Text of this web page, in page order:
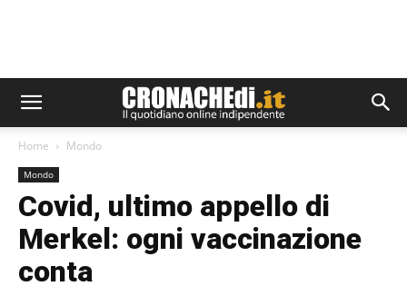
Home Mondo
Mondo
Covid, ultimo appello di
Merkel: ogni vaccinazione
conta